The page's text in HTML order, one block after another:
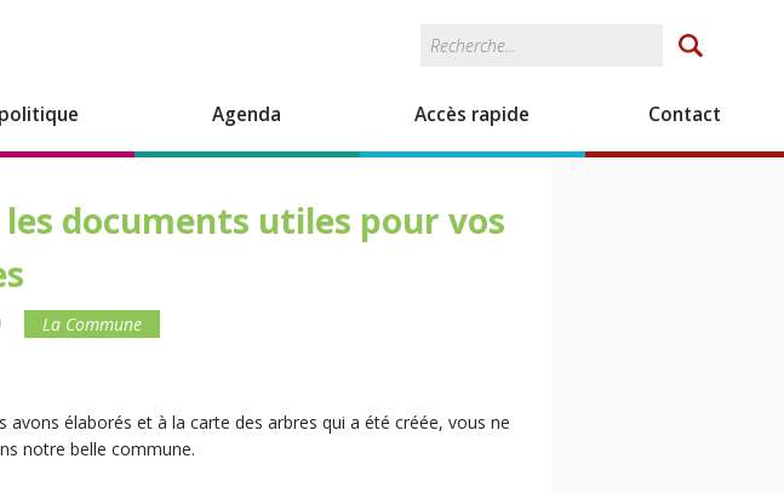
Agenda Accès rapide Contact
Formulaire de
recherche
documents utiles pour vos
La Commune
élaborés et à la carte des arbres qui a été créée, vous ne
notre belle commune.